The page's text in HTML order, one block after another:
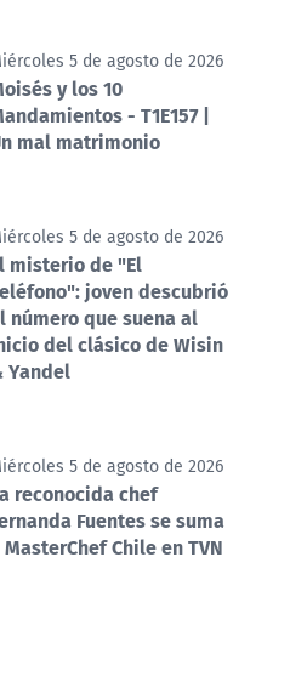
5 de agosto de 2026
y los 10
- T1E157 |
mal matrimonio
5 de agosto de 2026
misterio de "El
joven descubrió
número que suena al
del clásico de Wisin
Yandel
5 de agosto de 2026
reconocida chef
Fuentes se suma
Chile en TVN